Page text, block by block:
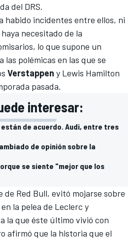
del DRS.
habido incidentes entre ellos, ni
necesitado de la
lo que supone un
las polémicas en las que se
Verstappen y Lewis Hamilton
pasada.
interesar:
están de acuerdo. Audi, entre tres
de opinión sobre la
se siente "mejor que los
de Red Bull, evitó mojarse sobre
la pelea de Leclerc y
la que éste último vivió con
afirmó que la historia que el